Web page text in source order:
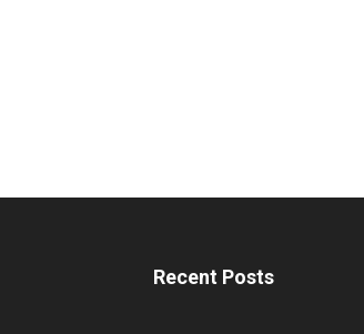
Recent Posts